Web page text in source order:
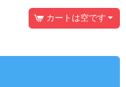
カートは空です